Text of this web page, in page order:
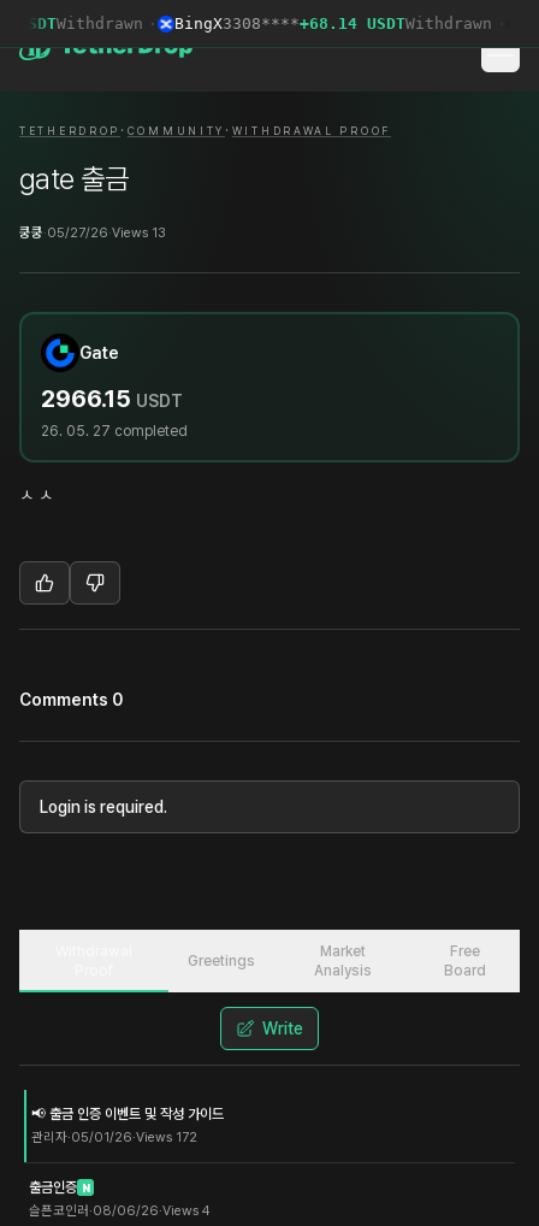
Withdrawn · BingX3308****+68.14 USDTWithdrawn ·
TETHERDROP · COMMUNITY · WITHDRAWAL PROOF
gate 출금
쿵쿵·05/27/26·Views 13
Gate
2966.15 USDT
26. 05. 27 completed
ㅅ ㅅ
Comments 0
Login is required.
Greetings
Market
Analysis
Free
Board
Write
📢 출금 인증 이벤트 및 작성 가이드
관리자·05/01/26·Views 172
출금인증 N
슬픈코인러·08/06/26·Views 4